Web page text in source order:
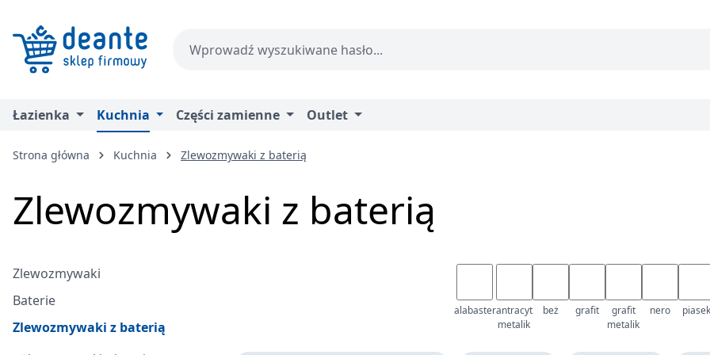
Łazienka Kuchnia Części zamienne Outlet
Strona główna Kuchnia Zlewozmywaki z baterią
Zlewozmywaki z baterią
Zlewozmywaki
Baterie
Zlewozmywaki z baterią
alabasterantracyt
metalik
beż grafit
grafit
metalik
nero piasek